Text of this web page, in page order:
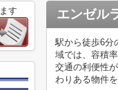
エンゼル
駅から徒歩6分
域では、容積
交通の利便性
わりある物件
す